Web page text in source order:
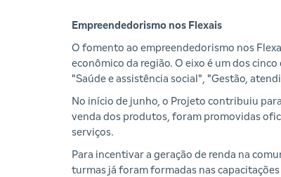
Empreendedorismo nos Flexais
O fomento ao empreendedorismo nos
econômico da região. O eixo é um dos
"Saúde e assistência social", "Gestão,
No início de junho, o Projeto contribuiu
venda dos produtos, foram promovidas
serviços.
Para incentivar a geração de renda na
turmas já foram formadas nas